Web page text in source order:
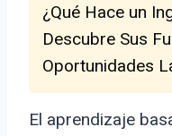
¿Qué Hace un
Descubre Sus
Oportunidades
El aprendizaje